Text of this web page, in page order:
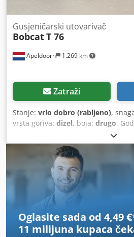
Apeldoorn 1.269 km
Gusjeničarski utovarivač
BobcatT 76
Zatraži
Stanje: vrlo dobro (rabljeno),
vrsta goriva: dizel, boja: drugo,
klima-
Oglasite sada od 4,49 €
11 milijuna kupaca